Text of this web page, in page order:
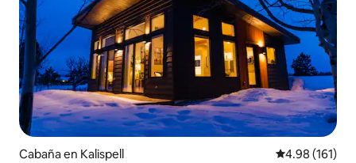
Cabaña en Kalispell Calificación
4.98 (161)